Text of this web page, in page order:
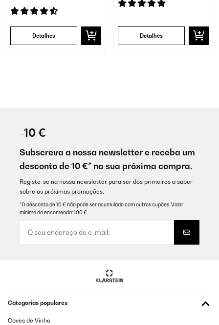
Detalhes Detalhes
-10 €
Subscreva a nossa newsletter e receba um
desconto de 10 €* na sua próxima compra.
Registe-se na nossa newsletter para ser dos primeiros a saber
sobre as próximas promoções.
*O desconto de 10 € não pode ser acumulado com outros cupões. Valor
mínimo da encomenda: 100 €.
Categorias populares
Caves de Vinho